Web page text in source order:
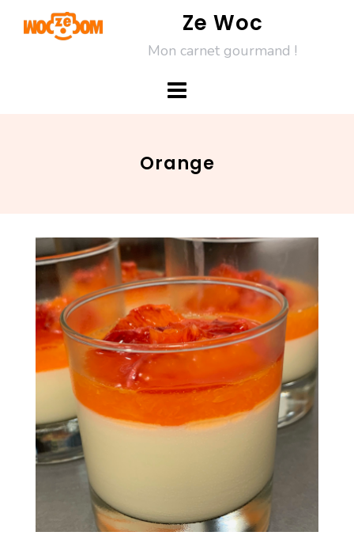
Ze Woc
Mon carnet gourmand !
Orange